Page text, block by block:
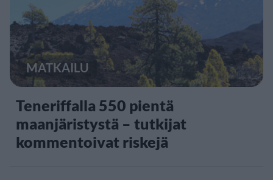
MATKAILU
Teneriffalla 550 pientä
maanjäristystä – tutkijat
kommentoivat riskejä